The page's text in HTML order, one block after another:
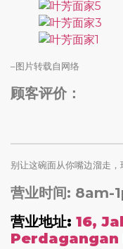
–图片转载自网络
顾客评价：
别让这碗面从你嘴边溜走
营业时间: 8am-
营业地址: 16,
Perdagangan